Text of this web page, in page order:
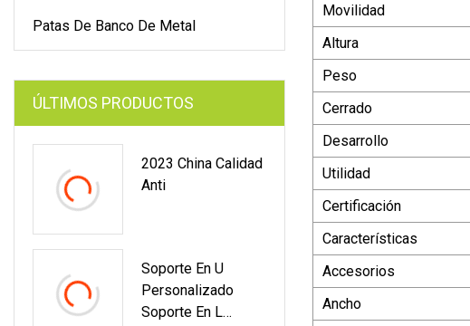
Patas De Banco De Metal
ÚLTIMOS PRODUCTOS
2023 China Calidad
Anti
Soporte En U
Personalizado
Soporte En L
Movilidad
Altura
Peso
Cerrado
Desarrollo
Utilidad
Certificación
Características
Accesorios
Ancho